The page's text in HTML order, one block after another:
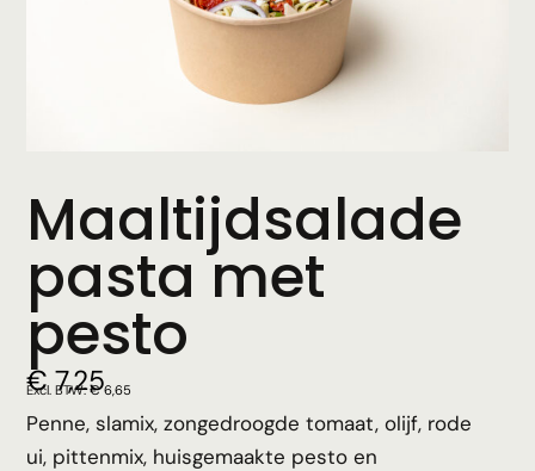
Maaltijdsalade
pasta met
pesto
€7,25
Excl. BTW:€6,65
Penne, slamix, zongedroogde tomaat, olijf, rode
ui, pittenmix, huisgemaakte pesto en